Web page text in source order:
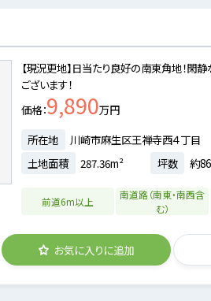
【現況更地】日当たり良好の南東角地！閑
ございます！
価格 9,890万円
所在地
川崎市麻生区王禅寺西４丁目
土地面積
287.36m² 坪数 約
前道6m以上
南道路（南東・南西含
む）
お気に入りに追加